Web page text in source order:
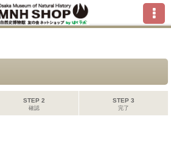
STEP 2
確認
STEP 3
完了